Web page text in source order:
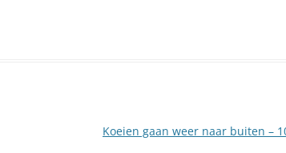
Koeien gaan weer naar buiten –